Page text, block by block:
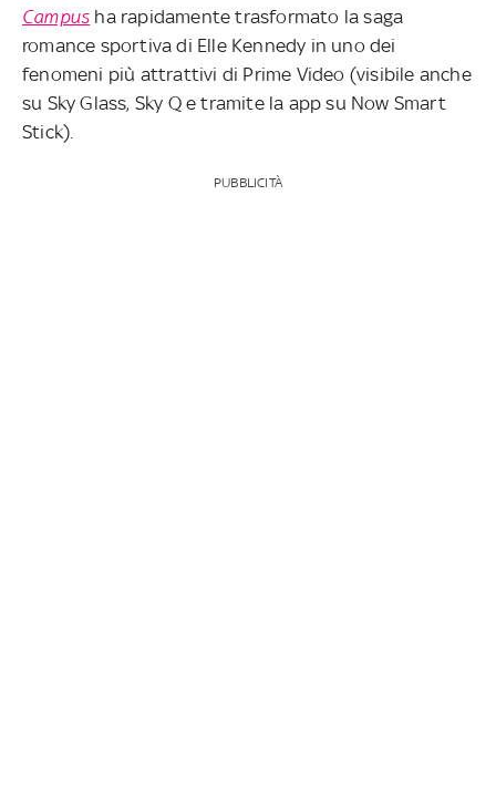
Campus ha rapidamente trasformato la saga
romance sportiva di Elle Kennedy in uno dei
fenomeni più attrattivi di Prime Video (visibile anche
su Sky Glass, Sky Q e tramite la app su Now Smart
Stick).
PUBBLICITÀ